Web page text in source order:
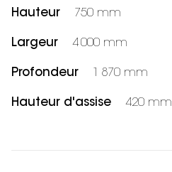
Hauteur 750 mm
Largeur 4 000 mm
Profondeur 1 870 mm
Hauteur d'assise 420 mm